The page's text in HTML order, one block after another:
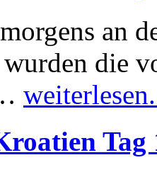
an
die